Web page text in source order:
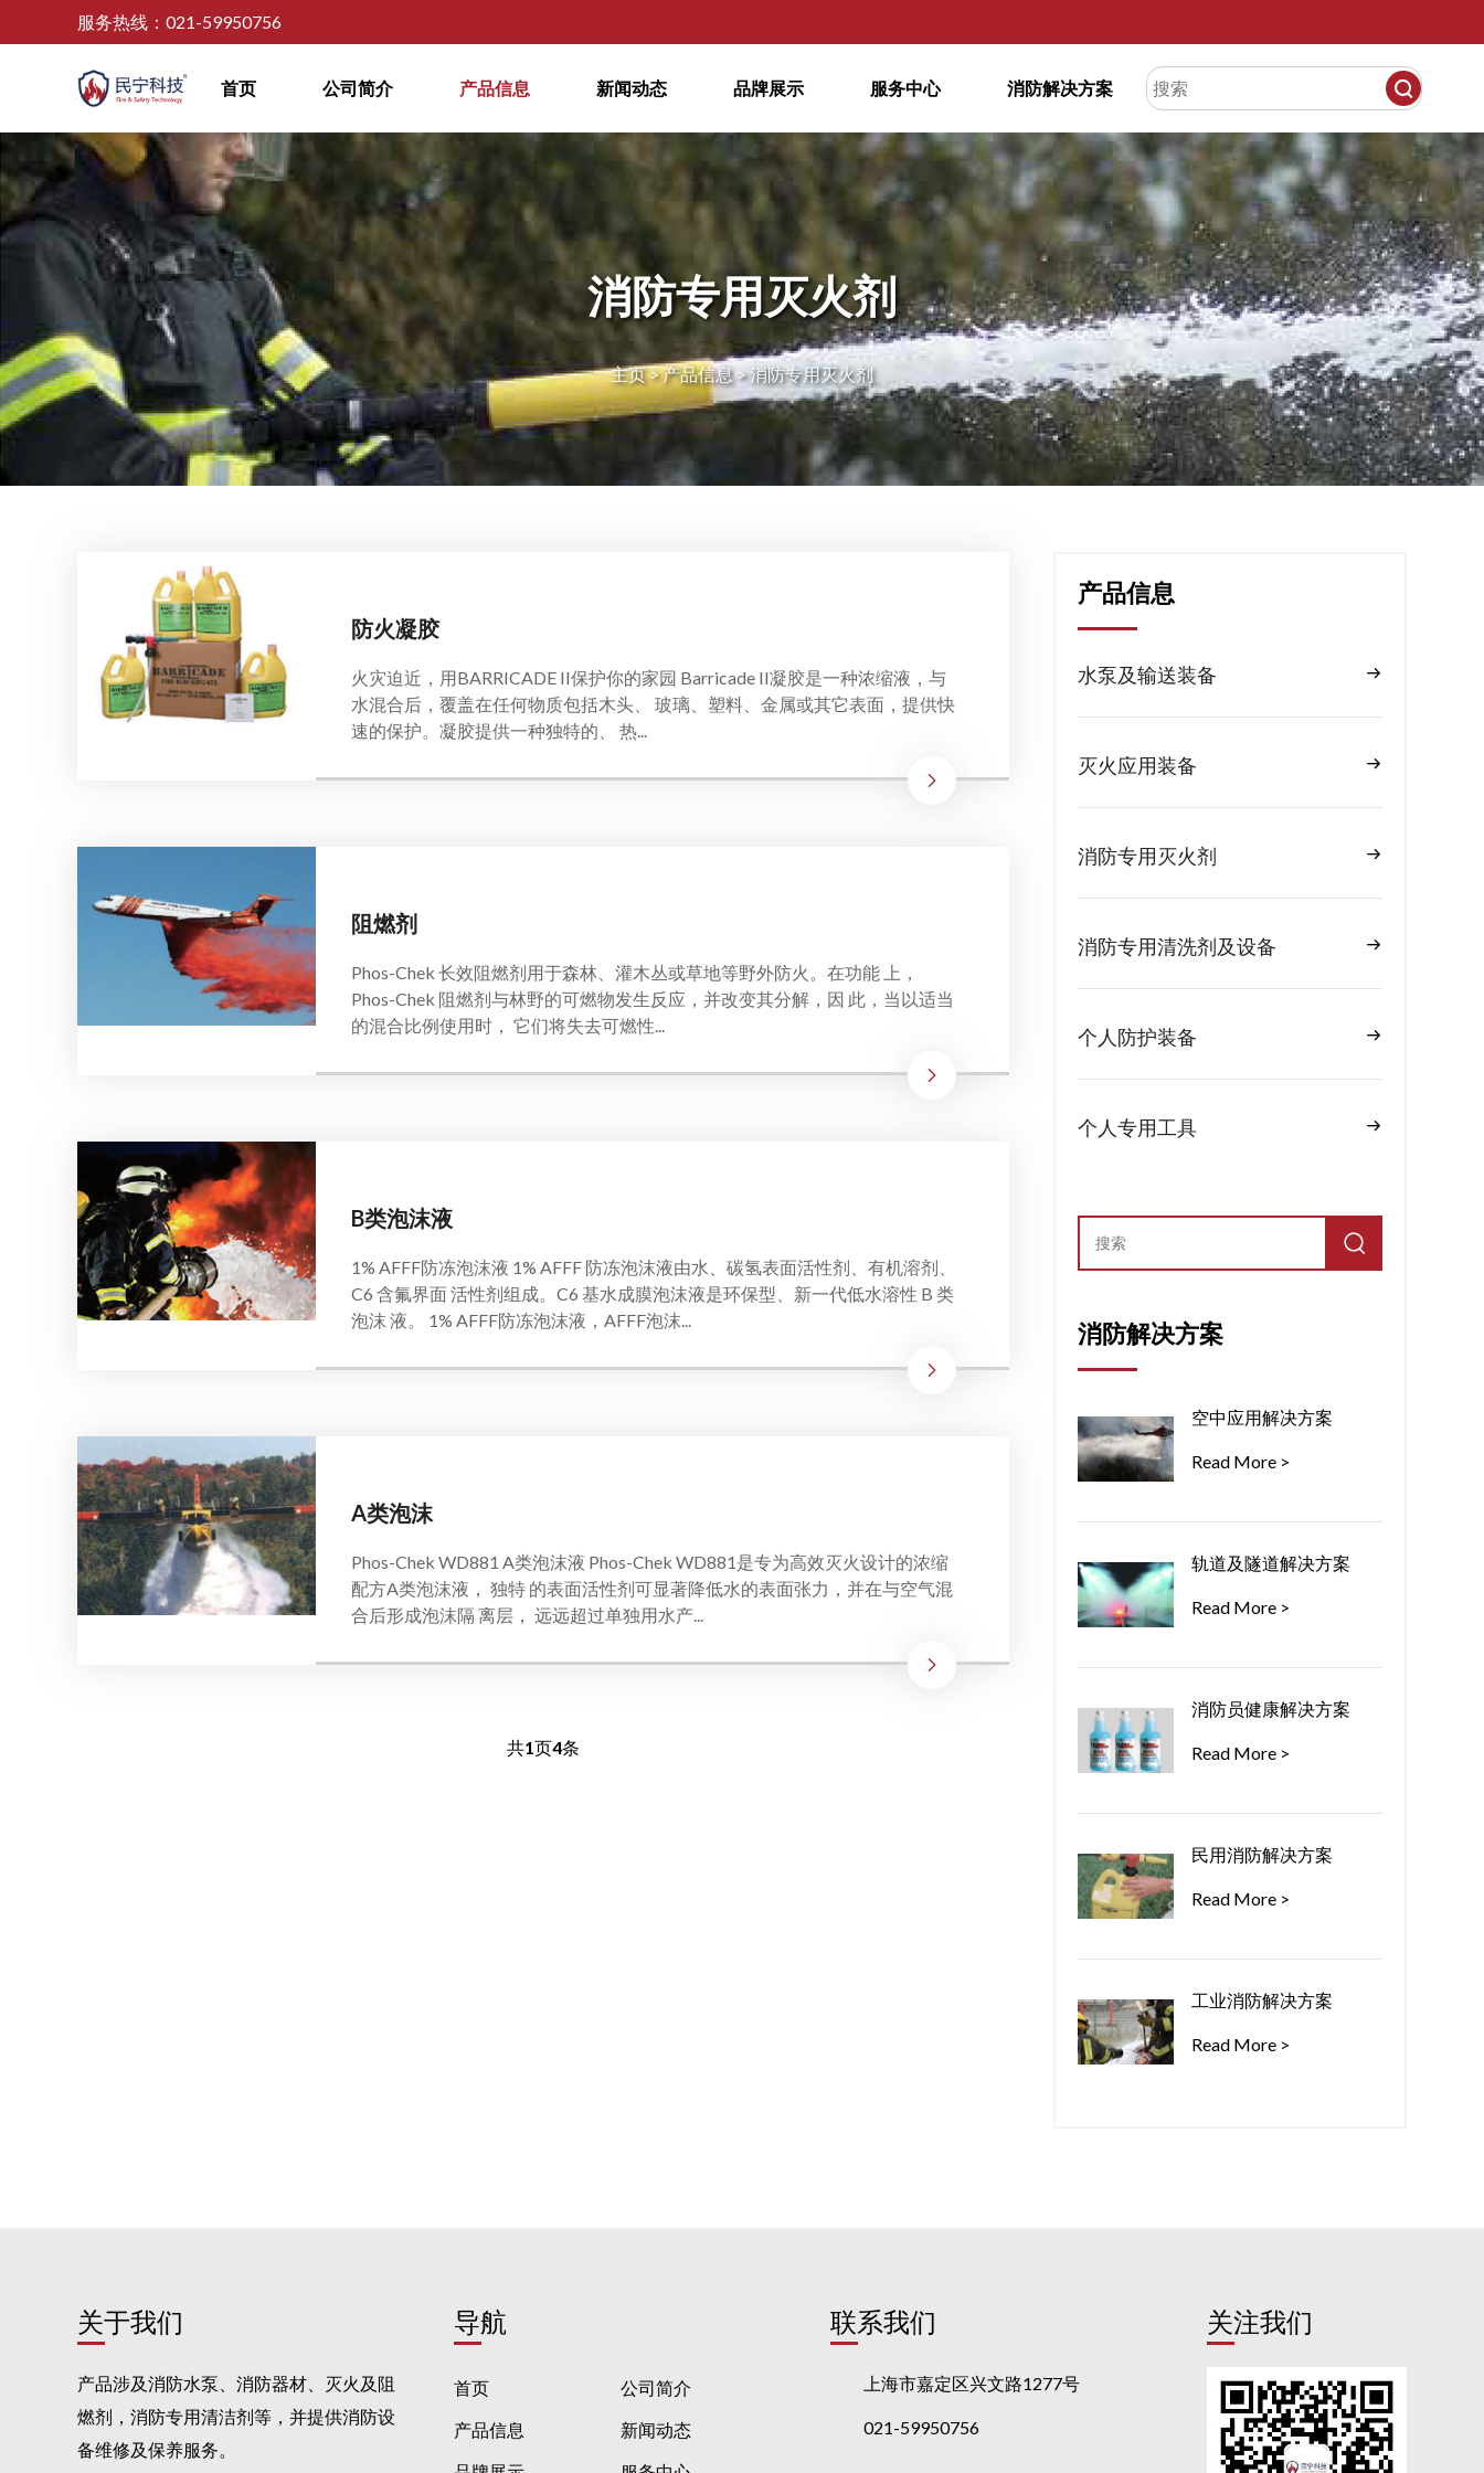
服务热线：021-59950756
首页 公司简介 产品信息 新闻动态 品牌展示 服务中心 消防解决方案
消防专用灭火剂
主页 >产品信息>消防专用灭火剂
防火凝胶
火灾迫近，用BARRICADE II保护你的家园 Barricade II凝胶是一种浓缩液，与
水混合后，覆盖在任何物质包括木头、 玻璃、塑料、金属或其它表面，提供快
速的保护。凝胶提供一种独特的、 热...
阻燃剂
Phos-Chek 长效阻燃剂用于森林、灌木丛或草地等野外防火。在功能 上，
Phos-Chek 阻燃剂与林野的可燃物发生反应，并改变其分解，因 此，当以适当
的混合比例使用时， 它们将失去可燃性...
B类泡沫液
1% AFFF防冻泡沫液 1% AFFF 防冻泡沫液由水、碳氢表面活性剂、有机溶剂、
C6 含氟界面 活性剂组成。C6 基水成膜泡沫液是环保型、新一代低水溶性 B 类
泡沫 液。 1% AFFF防冻泡沫液，AFFF泡沫...
A类泡沫
Phos-Chek WD881 A类泡沫液 Phos-Chek WD881是专为高效灭火设计的浓缩
配方A类泡沫液， 独特 的表面活性剂可显著降低水的表面张力，并在与空气混
合后形成泡沫隔 离层， 远远超过单独用水产...
共1页4条
产品信息
水泵及输送装备
灭火应用装备
消防专用灭火剂
消防专用清洗剂及设备
个人防护装备
个人专用工具
消防解决方案
空中应用解决方案
Read More >
轨道及隧道解决方案
Read More >
消防员健康解决方案
Read More >
民用消防解决方案
Read More >
工业消防解决方案
Read More >
关于我们
产品涉及消防水泵、消防器材、灭火及阻
燃剂，消防专用清洁剂等，并提供消防设
备维修及保养服务。
导航
首页
公司简介
产品信息
新闻动态
联系我们
上海市嘉定区兴文路1277号
021-59950756
关注我们